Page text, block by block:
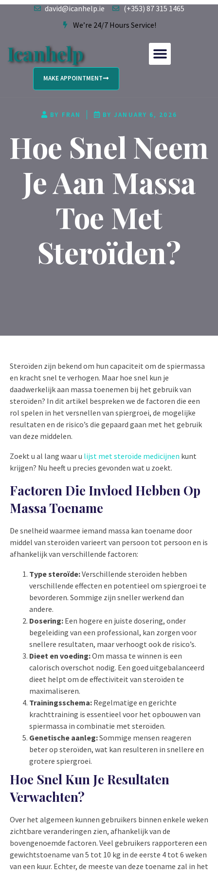
We’re 24/7 Hours Service!
david@icanhelp.ie (+353) 87 315 1465
Icanhelp
MAKE APPOINTMENT
BY FRAN BY JANUARY 6, 2026
Hoe Snel Neem
Je Aan Massa
Toe Met
Steroïden?
Steroïden zijn bekend om hun capaciteit om de spiermassa
en kracht snel te verhogen. Maar hoe snel kun je
daadwerkelijk aan massa toenemen bij het gebruik van
steroïden? In dit artikel bespreken we de factoren die een
rol spelen in het versnellen van spiergroei, de mogelijke
resultaten en de risico’s die gepaard gaan met het gebruik
van deze middelen.
Zoekt u al lang waar u lijst met steroïde medicijnen kunt
krijgen? Nu heeft u precies gevonden wat u zoekt.
Factoren Die Invloed Hebben Op
Massa Toename
De snelheid waarmee iemand massa kan toename door
middel van steroïden varieert van persoon tot persoon en is
afhankelijk van verschillende factoren:
Type steroïde:Verschillende steroïden hebben
verschillende effecten en potentieel om spiergroei te
bevorderen. Sommige zijn sneller werkend dan
andere.
Dosering: Een hogere en juiste dosering, onder
begeleiding van een professional, kan zorgen voor
snellere resultaten, maar verhoogt ook de risico’s.
Dieet en voeding:Om massa te winnen is een
calorisch overschot nodig. Een goed uitgebalanceerd
dieet helpt om de effectiviteit van steroïden te
maximaliseren.
Trainingsschema: Regelmatige en gerichte
krachttraining is essentieel voor het opbouwen van
spiermassa in combinatie met steroïden.
Genetische aanleg:Sommige mensen reageren
beter op steroïden, wat kan resulteren in snellere en
grotere spiergroei.
Hoe Snel Kun Je Resultaten
Verwachten?
Over het algemeen kunnen gebruikers binnen enkele weken
zichtbare veranderingen zien, afhankelijk van de
bovengenoemde factoren. Veel gebruikers rapporteren een
gewichtstoename van 5 tot 10 kg in de eerste 4 tot 6 weken
van een kuur. Echter, de meeste van deze toename zal in het